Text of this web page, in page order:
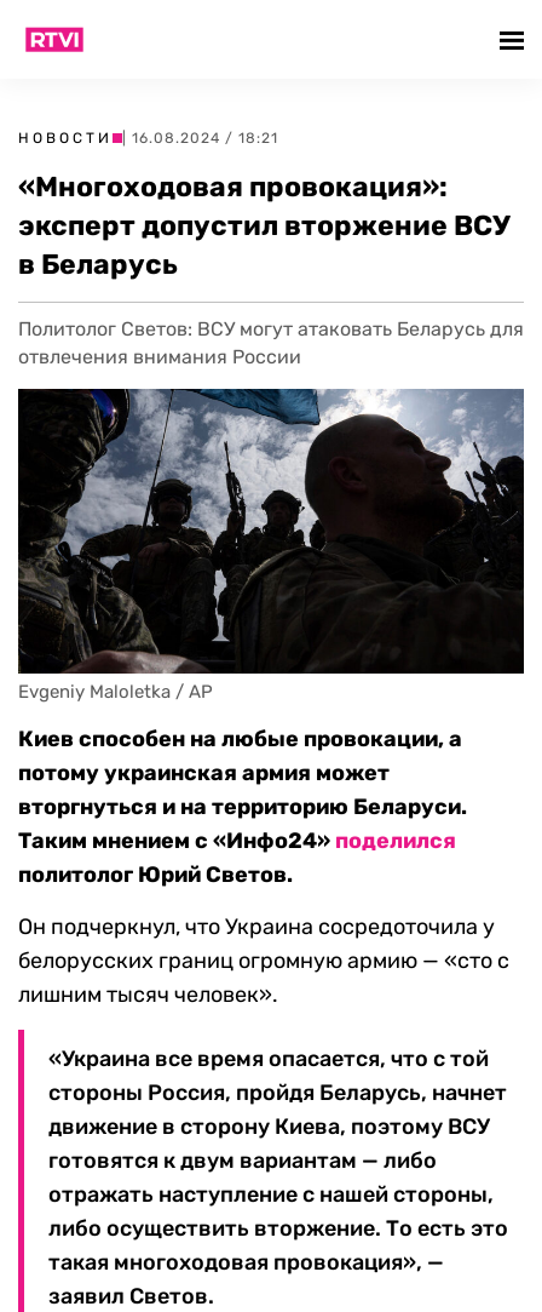
НОВОСТИ | 16.08.2024 / 18:21
«Многоходовая провокация»:
эксперт допустил вторжение ВСУ
в Беларусь
Политолог Светов: ВСУ могут атаковать Беларусь для
отвлечения внимания России
Evgeniy Maloletka / AP
Киев способен на любые провокации, а
потому украинская армия может
вторгнуться и на территорию Беларуси.
Таким мнением с «Инфо24» поделился
политолог Юрий Светов.
Он подчеркнул, что Украина сосредоточила у
белорусских границ огромную армию — «сто с
лишним тысяч человек».
«Украина все время опасается, что с той
стороны Россия, пройдя Беларусь, начнет
движение в сторону Киева, поэтому ВСУ
готовятся к двум вариантам — либо
отражать наступление с нашей стороны,
либо осуществить вторжение. То есть это
такая многоходовая провокация», —
заявил Светов.